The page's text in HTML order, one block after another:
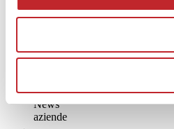
News
aziende